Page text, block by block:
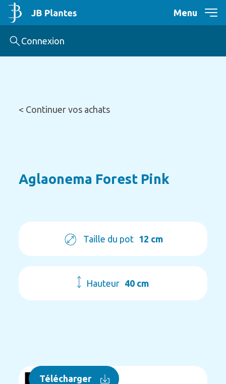
Menu
Connexion
< Continuer vos achats
Aglaonema Forest Pink
Taille du pot 12 cm
Hauteur 40 cm
Télécharger